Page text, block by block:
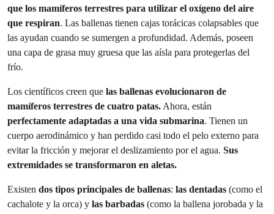
que los mamíferos terrestres para utilizar el oxígeno del aire
que respiran. Las ballenas tienen cajas torácicas colapsables que
las ayudan cuando se sumergen a profundidad. Además, poseen
una capa de grasa muy gruesa que las aísla para protegerlas del
frío.
Los científicos creen que las ballenas evolucionaron de
mamíferos terrestres de cuatro patas.Ahora, están
perfectamente adaptadas a una vida submarina. Tienen un
cuerpo aerodinámico y han perdido casi todo el pelo externo para
evitar la fricción y mejorar el deslizamiento por el agua. Sus
extremidades se transformaron en aletas.
Existen dos tipos principales de ballenas: las dentadas (como el
cachalote y la orca) y las barbadas (como la ballena jorobada y la